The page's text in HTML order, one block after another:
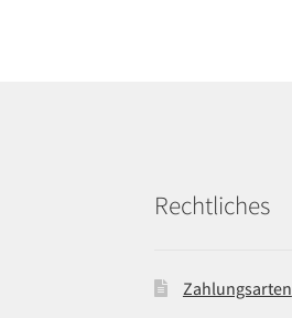
Rechtliches
Zahlungsarten